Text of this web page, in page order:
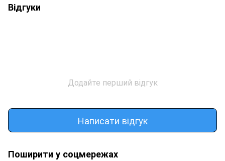
Відгуки
Додайте перший відгук
Написати відгук
Поширити у соцмережах